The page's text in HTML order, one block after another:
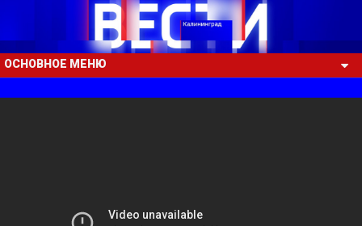
ОСНОВНОЕ МЕНЮ